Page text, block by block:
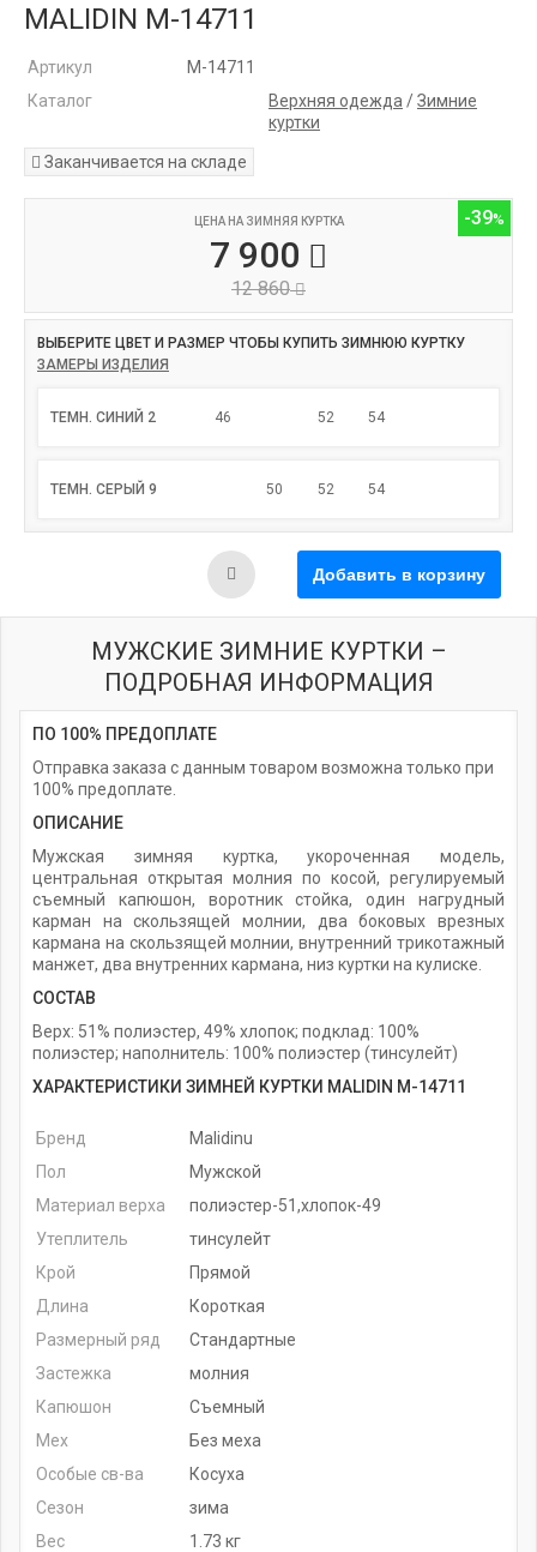
MALIDIN M-14711
Артикул
M-14711
Каталог
Верхняя одежда /Зимние
куртки
Заканчивается на складе
-39
ЦЕНА НА ЗИМНЯЯ КУРТКА
7 900
12 860
ВЫБЕРИТЕ ЦВЕТ И РАЗМЕР ЧТОБЫ КУПИТЬ ЗИМНЮЮ КУРТКУ
ЗАМЕРЫ ИЗДЕЛИЯ
ТЕМН. СИНИЙ 2 46 52 54
ТЕМН. СЕРЫЙ 9 50 52 54
МУЖСКИЕ ЗИМНИЕ КУРТКИ –
ПОДРОБНАЯ ИНФОРМАЦИЯ
ПО 100% ПРЕДОПЛАТЕ
Отправка заказа с данным товаром возможна только при
100% предоплате.
ОПИСАНИЕ
Мужская зимняя куртка, укороченная модель,
центральная открытая молния по косой, регулируемый
съемный капюшон, воротник стойка, один нагрудный
карман на скользящей молнии, два боковых врезных
кармана на скользящей молнии, внутренний трикотажный
манжет, два внутренних кармана, низ куртки на кулиске.
СОСТАВ
Верх: 51% полиэстер, 49% хлопок; подклад: 100%
полиэстер; наполнитель: 100% полиэстер (тинсулейт)
ХАРАКТЕРИСТИКИ ЗИМНЕЙ КУРТКИ MALIDIN M-14711
Бренд
Malidinu
Пол
Мужской
Материал верха
полиэстер-51,хлопок-49
Утеплитель
тинсулейт
Крой
Прямой
Длина
Короткая
Размерный ряд
Стандартные
Застежка
молния
Капюшон
Съемный
Мех
Без меха
Особые св-ва
Косуха
Сезон
зима
Вес
1.73 кг